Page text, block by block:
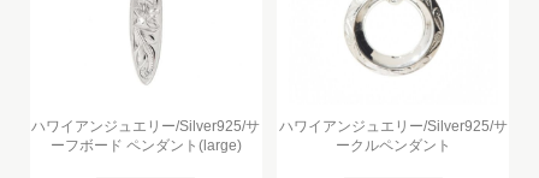
ハワイアンジュエリー/Silver925/サ
ーフボード ペンダント(large)
ハワイアンジュエリー/Silver925/サ
ークルペンダント